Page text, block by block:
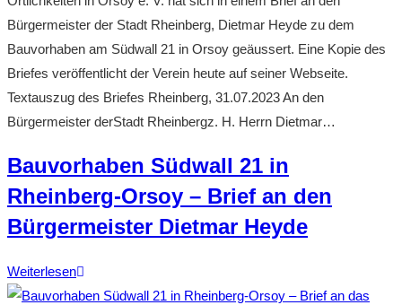
am
16.08.23,
17.00
Uhr
in
249
des
Bürgermeister der Stadt Rheinberg, Dietmar Heyde zu dem
Bauvorhaben am Südwall 21 in Orsoy geäussert. Eine Kopie des
Briefes veröffentlicht der Verein heute auf seiner Webseite.
Textauszug des Briefes Rheinberg, 31.07.2023 An den
Bürgermeister derStadt Rheinbergz. H. Herrn Dietmar…
Bauvorhaben Südwall 21 in
Rheinberg-Orsoy – Brief an den
Bürgermeister Dietmar Heyde
WeiterlesenBauvorhaben
Südwall